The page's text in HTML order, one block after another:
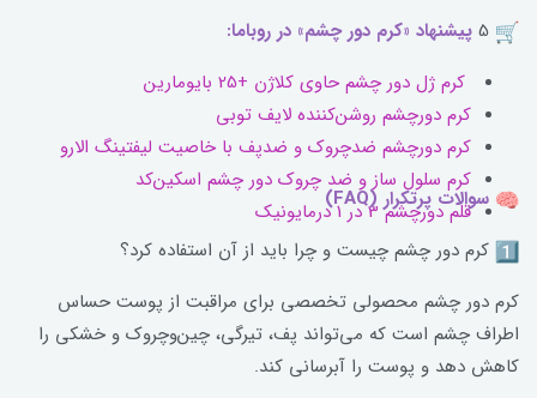
پیشنهاد «کرم دور چشم» در روباما:
کرم ژل دور چشم حاوی کلاژن +25 بایومارین
کرم دورچشم روشن‌کننده لایف توبی
کرم دورچشم ضدچروک و ضدپف با خاصیت لیفتینگ الارو
کرم سلول ساز و ضد چروک دور چشم اسکین‌کد
قلم دورچشم 3 در 1 درمایونیک
سوالات پرتکرار (FAQ)
کرم دور چشم چیست و چرا باید از آن استفاده کرد؟
کرم دور چشم محصولی تخصصی برای مراقبت از پوست حساس
اطراف چشم است که می‌تواند پف، تیرگی، چین‌وچروک و خشکی را
کاهش دهد و پوست را آبرسانی کند.